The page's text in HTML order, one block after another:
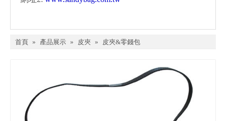
首頁 » 產品展示 » 皮夾 » 皮夾&零錢包